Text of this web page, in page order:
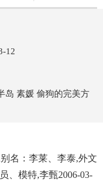
12
岛 素媛 偷狗的完美方
名：李莱、李泰,外文
、模特,李甄2006-03-